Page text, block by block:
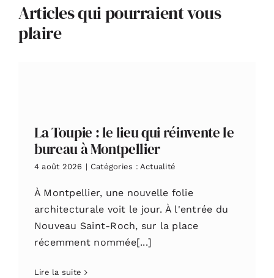
Articles qui pourraient vous
plaire
La Toupie : le lieu qui réinvente le
bureau à Montpellier
4 août 2026 | Catégories : Actualité
À Montpellier, une nouvelle folie
architecturale voit le jour. À l'entrée du
Nouveau Saint-Roch, sur la place
récemment nommée[...]
Lire la suite